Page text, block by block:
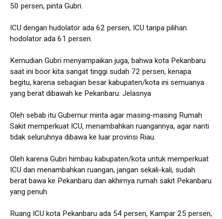
50 persen, pinta Gubri.
ICU dengan hudolator ada 62 persen, ICU tanpa pilihan
hodolator ada 61 persen.
Kemudian Gubri menyampaikan juga, bahwa kota Pekanbaru
saat ini boor kita sangat tinggi sudah 72 persen, kenapa
begitu, karena sebagian besar kabupaten/kota ini semuanya
yang berat dibawah ke Pekanbaru. Jelasnya
Oleh sebab itu Gubernur minta agar masing-masing Rumah
Sakit memperkuat ICU, menambahkan ruangannya, agar nanti
tidak seluruhnya dibawa ke luar provinsi Riau.
Oleh karena Gubri himbau kabupaten/kota untuk memperkuat
ICU dan menambahkan ruangan, jangan sekali-kali, sudah
berat bawa ke Pekanbaru dan akhirnya rumah sakit Pekanbaru
yang penuh.
Ruang ICU kota Pekanbaru ada 54 persen, Kampar 25 persen,